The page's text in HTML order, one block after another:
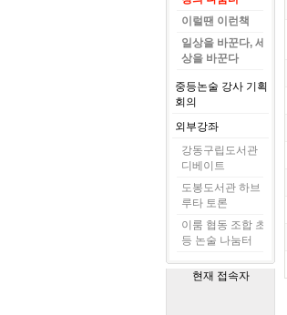
이럴땐 이런책
일상을 바꾼다, 세
상을 바꾼다
중등논술 강사 기획
회의
외부강좌
강동구립도서관
디베이트
도봉도서관 하브
루타 토론
이룸 협동 조합 초
등 논술 나눔터
현재 접속자